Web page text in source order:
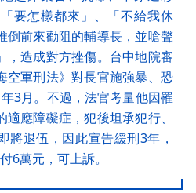
要怎樣都來」、「不給我休
倒前來勸阻的輔導長，並嗆聲
，造成對方挫傷。台中地院審
空軍刑法》對長官施強暴、恐
3月。不過，法官考量他因罹
應障礙症，犯後坦承犯行、
將退伍，因此宣告緩刑3年，
6萬元，可上訴。